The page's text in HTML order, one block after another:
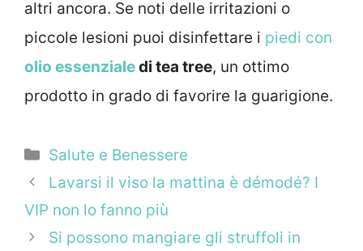
altri ancora. Se noti delle irritazioni o
piccole lesioni puoi disinfettare i piedi con
olio essenzialedi tea tree, un ottimo
prodotto in grado di favorire la guarigione.
Categorie
Salute e Benessere
Lavarsi il viso la mattina è démodé? I
VIP non lo fanno più
Si possono mangiare gli struffoli in